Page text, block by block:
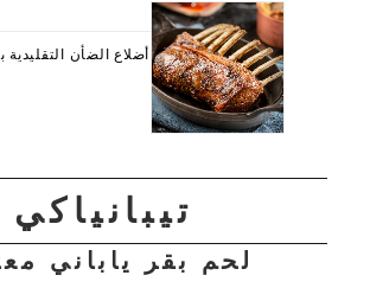
أضلاع الضأن التقليدية
تيبانياكي
لحم بقر ياباني